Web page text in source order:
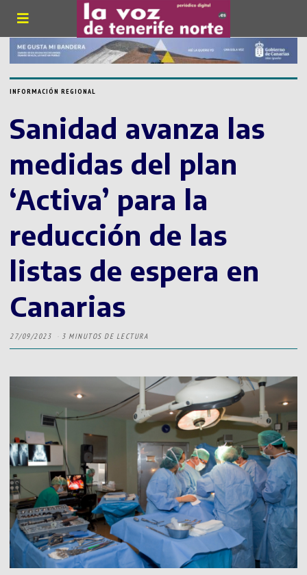
INFORMACIÓN REGIONAL
Sanidad avanza las
medidas del plan
‘Activa’ para la
reducción de las
listas de espera en
Canarias
27/09/2023 3 MINUTOS DE LECTURA